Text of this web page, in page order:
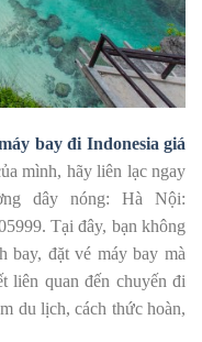
bay đi Indonesia giá
mình, hãy liên lạc ngay
dây nóng: Hà Nội:
Tại đây, bạn không
bay, đặt vé máy bay mà
liên quan đến chuyến đi
du lịch, cách thức hoàn,